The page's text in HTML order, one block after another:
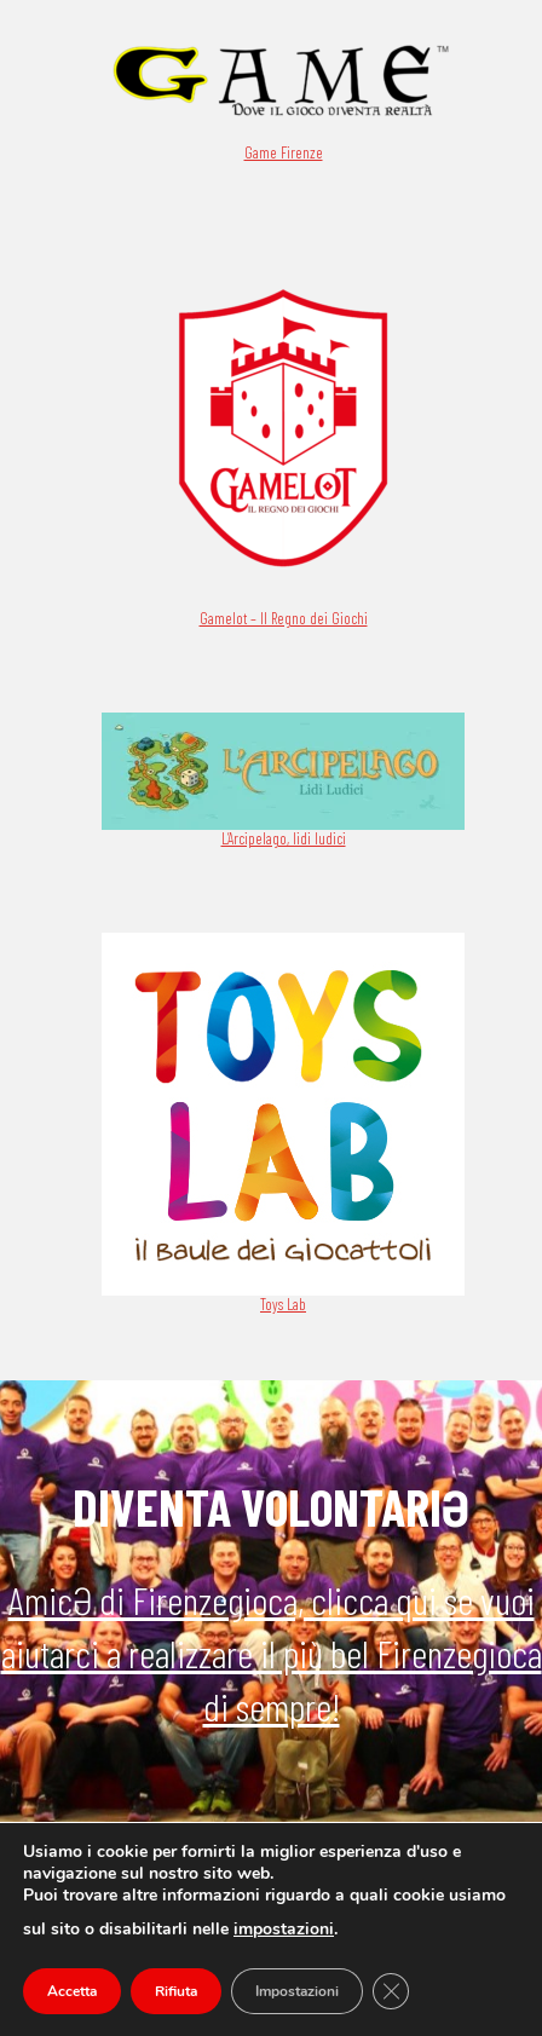
Game Firenze
Gamelot – Il Regno dei Giochi
L’Arcipelago, lidi ludici
Toys Lab
DIVENTA VOLONTARIƏ
AmicƏ di Firenzegioca, clicca qui se vuoi
aiutarci a realizzare il più bel Firenzegioca
di sempre!
Usiamo i cookie per fornirti la miglior esperienza d'uso e
navigazione sul nostro sito web.
Puoi trovare altre informazioni riguardo a quali cookie usiamo
sul sito o disabilitarli nelle impostazioni.
Accetta Rifiuta Impostazioni Close GDPR